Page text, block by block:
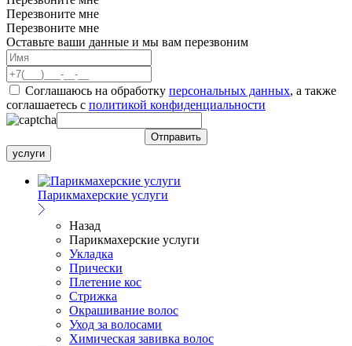
Перезвоните мне
Перезвоните мне
Оставьте ваши данные и мы вам перезвоним
Соглашаюсь на обработку персональных данных, а также
соглашаетесь c политикой конфиденциальности
услуги
Парикмахерские услуги
Назад
Парикмахерские услуги
Укладка
Прически
Плетение кос
Стрижка
Окрашивание волос
Уход за волосами
Химическая завивка волос